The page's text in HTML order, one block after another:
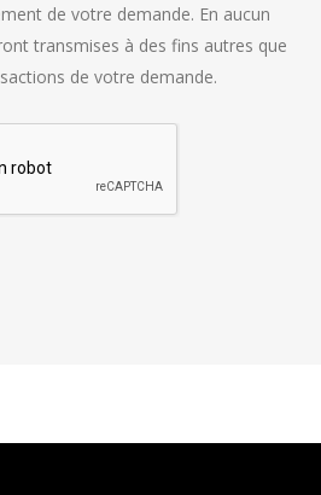
de votre demande. En aucun
transmises à des fins autres que
de votre demande.